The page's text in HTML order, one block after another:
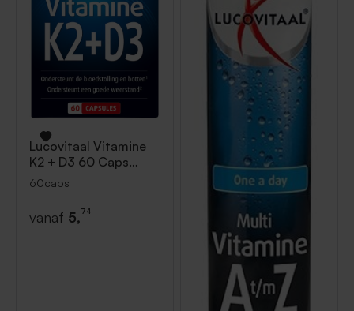
Lucovitaal Vitamine
K2 + D3 60 Caps
60caps
60caps
vanaf 5,74